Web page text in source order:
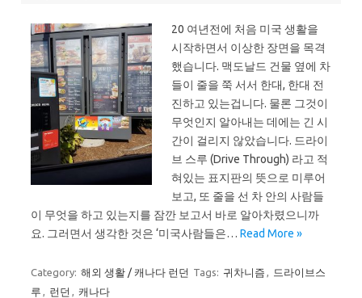
20 여년전에 처음 미국 생활을
시작하면서 이상한 장면을 목격
했습니다. 맥도날드 건물 옆에 차
들이 줄을 쭉 서서 한대, 한대 전
진하고 있는겁니다. 물론 그것이
무엇인지 알아내는 데에는 긴 시
간이 걸리지 않았습니다. 드라이
브 스루 (Drive Through) 라고 적
혀있는 표지판의 뜻으로 미루어
보고, 또 줄을 선 차 안의 사람들
이 무엇을 하고 있는지를 잠깐 보고서 바로 알아차렸으니까
요. 그러면서 생각한 것은 ‘미국사람들은… Read More »
Category: 해외 생활 / 캐나다 런던 Tags: 귀차니즘 , 드라이브스
루 , 런던 , 캐나다